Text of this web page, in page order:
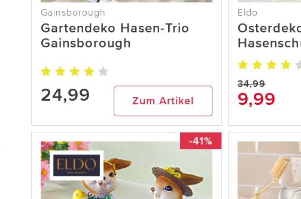
Gainsborough
Gartendeko Hasen-Trio
Gainsborough
24,99 Zum Artikel
Eldo
34,99
9,99
-41%